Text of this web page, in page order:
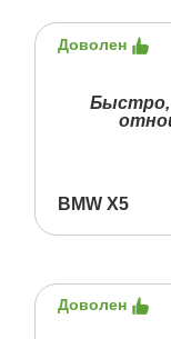
Доволен
Быстро,
BMW X5
Доволен